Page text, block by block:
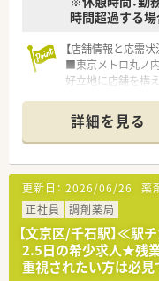
時間超過する
【店舗情報と応需状
■東京メトロ丸ノ
好立地に店舗を構え
箋を1日あたり200
■正社員6名、パー
の対応を丁寧に行
【法人特徴について
■創業100年以上の
サポートし続けて
■茗荷谷駅前の本
着型の薬局づくり
■調剤だけでなく
の健康を多角的に
詳細を見る
更新日： 2026/06/26 薬
正社員
調剤薬局
【文京区/千石駅】≪駅
2.5日の希少求人★残
重視されたい方は必見